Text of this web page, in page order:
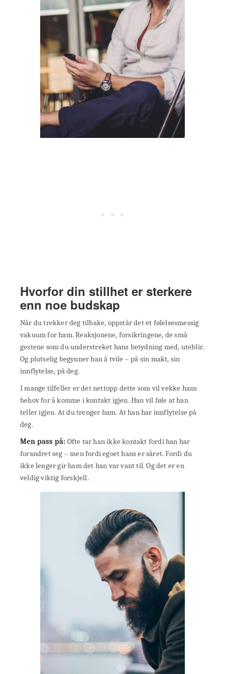
Hvorfor din stillhet er sterkere
enn noe budskap
Når du trekker deg tilbake, oppstår det et følelsesmessig
vakuum for ham. Reaksjonene, forsikringene, de små
gestene som du understreket hans betydning med, uteblir.
Og plutselig begynner han å tvile – på sin makt, sin
innflytelse, på deg.
I mange tilfeller er det nettopp dette som vil vekke hans
behov for å komme i kontakt igjen. Han vil føle at han
teller igjen. At du trenger ham. At han har innflytelse på
deg.
Men pass på: Ofte tar han ikke kontakt fordi han har
forandret seg – men fordi egoet hans er såret. Fordi du
ikke lenger gir ham det han var vant til. Og det er en
veldig viktig forskjell.